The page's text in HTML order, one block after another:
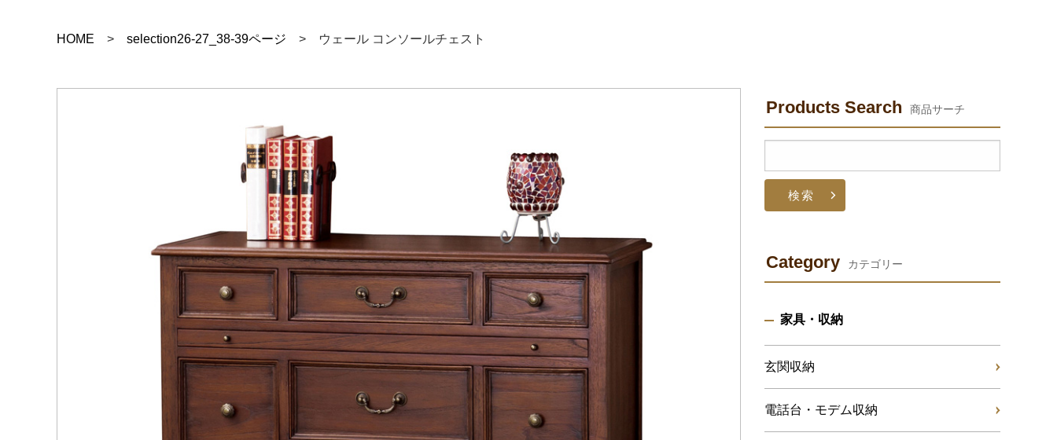
HOME > selection26-27_38-39ページ > ウェール コンソールチェスト
Products Search 商品サーチ
Category カテゴリー
家具・収納
玄関収納
電話台・モデム収納